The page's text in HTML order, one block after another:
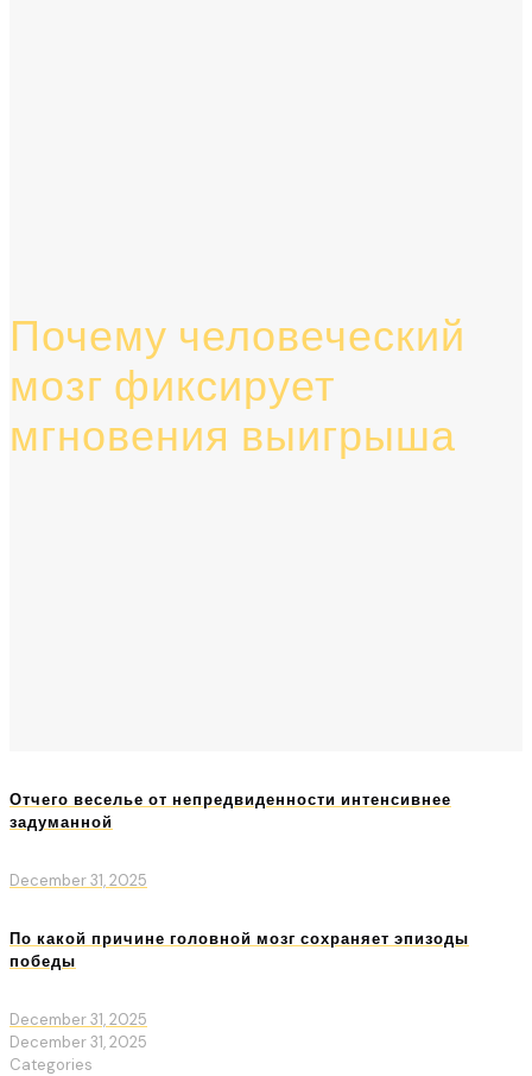
Почему человеческий
мозг фиксирует
мгновения выигрыша
Отчего веселье от непредвиденности интенсивнее
задуманной
December 31, 2025
По какой причине головной мозг сохраняет эпизоды
победы
December 31, 2025
December 31, 2025
Categories